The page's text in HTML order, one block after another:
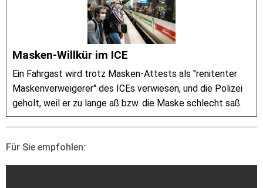
Masken-Willkür im ICE
Ein Fahrgast wird trotz Masken-Attests als "renitenter
Maskenverweigerer" des ICEs verwiesen, und die Polizei
geholt, weil er zu lange aß bzw. die Maske schlecht saß.
Für Sie empfohlen: